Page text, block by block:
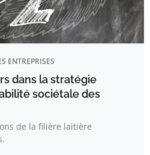
ENTREPRISES
dans la stratégie
sociétale des
de la filière laitière